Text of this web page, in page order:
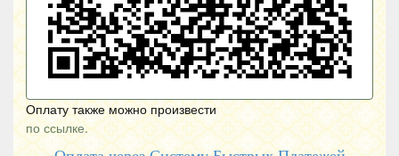
Оплату также можно произвести
по ссылке.